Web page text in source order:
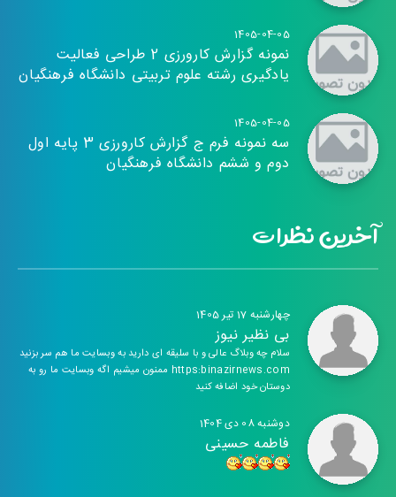
1405-04-05
نمونه گزارش کارورزی 2 طراحی فعالیت
یادگیری رشته علوم تربیتی دانشگاه فرهنگیان
1405-04-05
سه نمونه فرم ج گزارش کارورزی 3 پایه اول
دوم و ششم دانشگاه فرهنگیان
آخرین نظرات
چهارشنبه 17 تیر 1405
بی نظیر نیوز
سلام چه وبلاگ عالی و با سلیقه ای دارید به وبسایت ما هم سر بزنید
https:binazirnews.com ممنون میشیم اگه وبسایت ما رو به
دوستان خود اضافه کنید
دوشنبه 08 دی 1404
فاطمه حسینی